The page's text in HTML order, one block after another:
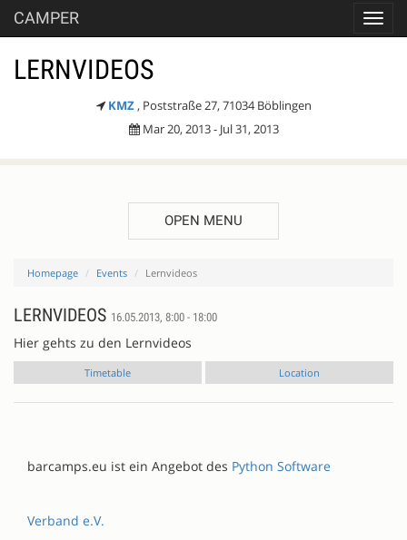
CAMPER
LERNVIDEOS
KMZ , Poststraße 27, 71034 Böblingen
Mar 20, 2013 - Jul 31, 2013
OPEN MENU
Homepage Events Lernvideos
LERNVIDEOS 16.05.2013, 8:00 - 18:00
Hier gehts zu den Lernvideos
Timetable Location
barcamps.eu ist ein Angebot des Python Software
Verband e.V.